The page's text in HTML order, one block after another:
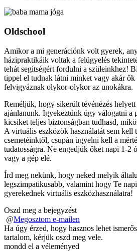
Oldschool
Amikor a mi generációnk volt gyerek,
házipraktikáik voltak a felügyelés
tehát segítségért fordulni a szüleinkhez!
tippel el tudnak látni minket vagy akár ők
felvigyáznak olykor-olykor az unokákra.
Reméljük, hogy sikerült tévénézés
ajánlanunk. Igyekeztünk úgy válogatni a
kicsiket teljes biztonságban tudhasd,
A virtuális eszközök használatát sem kell
csemetéinktől, csupán ügyelni kell a
tudatosságra. Ne engedjük őket napi 1-2
vagy a gép elé.
Írd meg nekünk, hogy neked melyik
legszimpatikusabb, valamint hogy Te
gyerekednek virtuális eszközhasználatra!
Oszd meg a bejegyzést
@Megosztom e-mailen
Ha úgy érzed, hogy hasznos lehet
tartalom, kérjük oszd meg vele.
mondd el a véleményed